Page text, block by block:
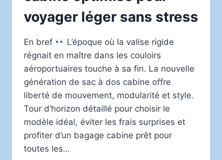
voyager léger sans stress
En bref
L’époque où la valise rigide
régnait en maître dans les couloirs
aéroportuaires touche à sa fin. La nouvelle
génération de sac à dos cabine offre
liberté de mouvement, modularité et style.
Tour d’horizon détaillé pour choisir le
modèle idéal, éviter les frais surprises et
profiter d’un bagage cabine prêt pour
toutes les…